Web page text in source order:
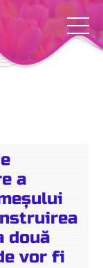
a
două
vor fi